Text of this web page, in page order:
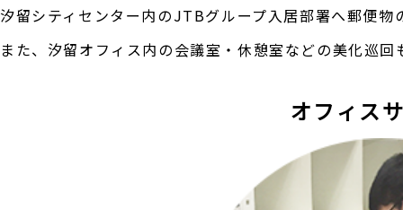
汐留シティセンター内のJTBグループ入居部署へ郵便物
また、汐留オフィス内の会議室・休憩室などの美化巡回
オフィス